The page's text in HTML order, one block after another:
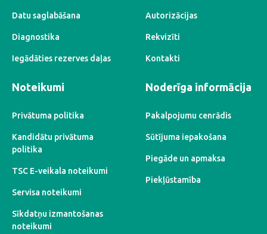
Datu saglabāšana
Diagnostika
Iegādāties rezerves daļas
Autorizācijas
Rekvizīti
Kontakti
Noteikumi
Privātuma politika
Kandidātu privātuma
politika
TSC E-veikala noteikumi
Servisa noteikumi
Sīkdatņu izmantošanas
noteikumi
Noderīga informācija
Pakalpojumu cenrādis
Sūtījuma iepakošana
Piegāde un apmaksa
Piekļūstamība